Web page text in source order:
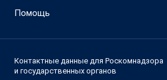
Помощь
Контактные данные для Роскомнадзора
и государственных органов